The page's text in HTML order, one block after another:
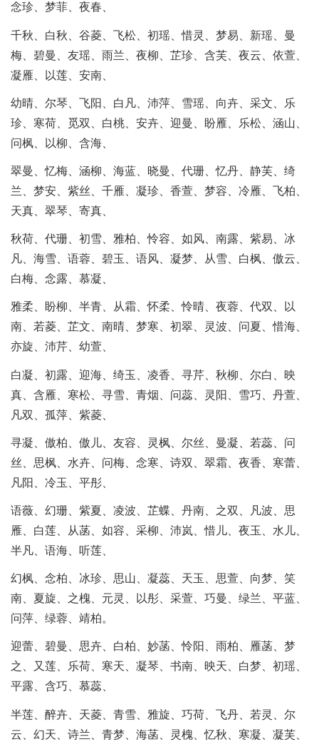
念珍、梦菲、夜春、
千秋、白秋、谷菱、飞松、初瑶、惜灵、梦易、新瑶、曼
梅、碧曼、友瑶、雨兰、夜柳、芷珍、含芙、夜云、依萱、
凝雁、以莲、安南、
幼晴、尔琴、飞阳、白凡、沛萍、雪瑶、向卉、采文、乐
珍、寒荷、觅双、白桃、安卉、迎曼、盼雁、乐松、涵山、
问枫、以柳、含海、
翠曼、忆梅、涵柳、海蓝、晓曼、代珊、忆丹、静芙、绮
兰、梦安、紫丝、千雁、凝珍、香萱、梦容、冷雁、飞柏、
天真、翠琴、寄真、
秋荷、代珊、初雪、雅柏、怜容、如风、南露、紫易、冰
凡、海雪、语蓉、碧玉、语风、凝梦、从雪、白枫、傲云、
白梅、念露、慕凝、
雅柔、盼柳、半青、从霜、怀柔、怜晴、夜蓉、代双、以
南、若菱、芷文、南晴、梦寒、初翠、灵波、问夏、惜海、
亦旋、沛芹、幼萱、
白凝、初露、迎海、绮玉、凌香、寻芹、秋柳、尔白、映
真、含雁、寒松、寻雪、青烟、问蕊、灵阳、雪巧、丹萱、
凡双、孤萍、紫菱、
寻凝、傲柏、傲儿、友容、灵枫、尔丝、曼凝、若蕊、问
丝、思枫、水卉、问梅、念寒、诗双、翠霜、夜香、寒蕾、
凡阳、冷玉、平彤、
语薇、幻珊、紫夏、凌波、芷蝶、丹南、之双、凡波、思
雁、白莲、从菡、如容、采柳、沛岚、惜儿、夜玉、水儿、
半凡、语海、听莲、
幻枫、念柏、冰珍、思山、凝蕊、天玉、思萱、向梦、笑
南、夏旋、之槐、元灵、以彤、采萱、巧曼、绿兰、平蓝、
问萍、绿蓉、靖柏。
迎蕾、碧曼、思卉、白柏、妙菡、怜阳、雨柏、雁菡、梦
之、又莲、乐荷、寒天、凝琴、书南、映天、白梦、初瑶、
平露、含巧、慕蕊、
半莲、醉卉、天菱、青雪、雅旋、巧荷、飞丹、若灵、尔
云、幻天、诗兰、青梦、海菡、灵槐、忆秋、寒凝、凝芙、